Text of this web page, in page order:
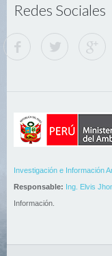
Redes Sociales
Investigación e Información
Responsable: Ing. Elvis
Información.